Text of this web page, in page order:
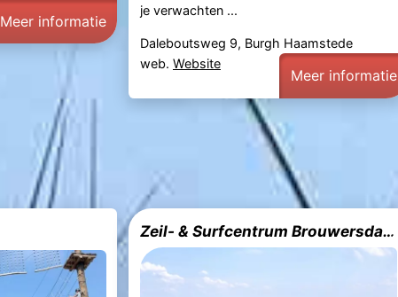
Meer informatie
je verwachten ...
Daleboutsweg 9, Burgh Haamstede
web. Website
Meer informatie
Zeil- & Surfcentrum Brouwersdam